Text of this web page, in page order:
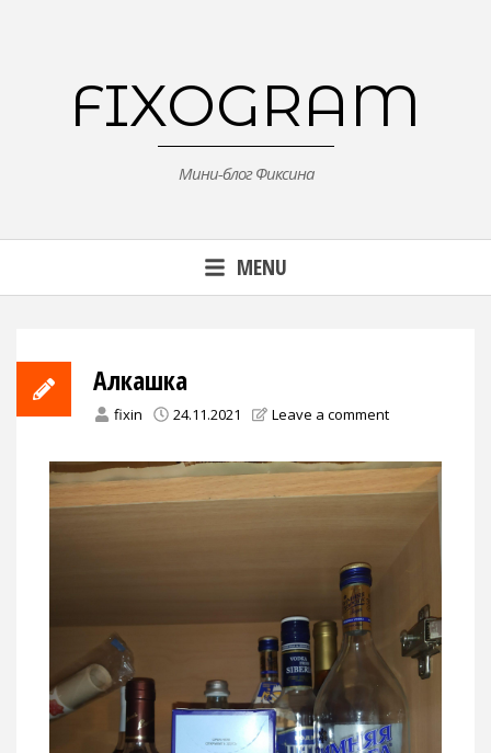
FIXOGRAM
Мини-блог Фиксина
MENU
Алкашка
fixin 24.11.2021 Leave a comment